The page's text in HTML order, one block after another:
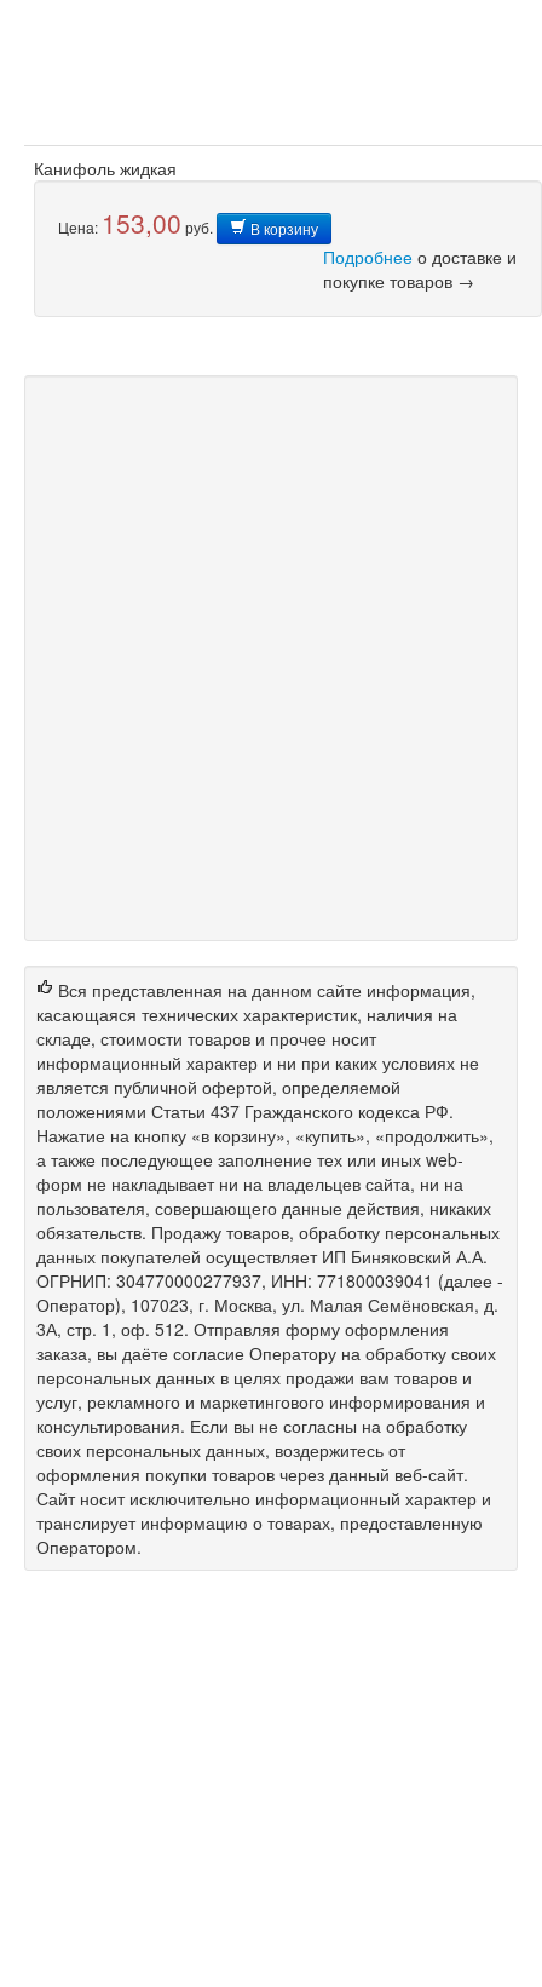
Канифоль жидкая
Цена: 153,00 руб. В корзину
Подробнее о доставке и
покупке товаров →
Вся представленная на данном сайте информация,
касающаяся технических характеристик, наличия на
складе, стоимости товаров и прочее носит
информационный характер и ни при каких условиях не
является публичной офертой, определяемой
положениями Статьи 437 Гражданского кодекса РФ.
Нажатие на кнопку «в корзину», «купить», «продолжить»,
а также последующее заполнение тех или иных web-
форм не накладывает ни на владельцев сайта, ни на
пользователя, совершающего данные действия, никаких
обязательств. Продажу товаров, обработку персональных
данных покупателей осуществляет ИП Биняковский А.А.
ОГРНИП: 304770000277937, ИНН: 771800039041 (далее -
Оператор), 107023, г. Москва, ул. Малая Семёновская, д.
3А, стр. 1, оф. 512. Отправляя форму оформления
заказа, вы даёте согласие Оператору на обработку своих
персональных данных в целях продажи вам товаров и
услуг, рекламного и маркетингового информирования и
консультирования. Если вы не согласны на обработку
своих персональных данных, воздержитесь от
оформления покупки товаров через данный веб-сайт.
Сайт носит исключительно информационный характер и
транслирует информацию о товарах, предоставленную
Оператором.